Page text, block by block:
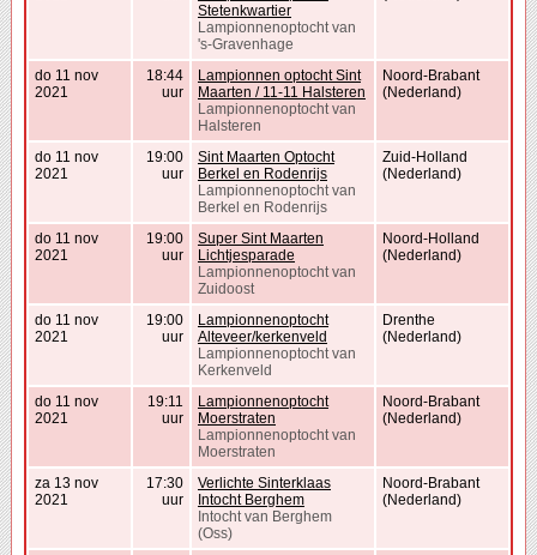
Stetenkwartier
Lampionnenoptocht van
's-Gravenhage
do 11 nov
2021
18:44
uur
Lampionnen optocht Sint
Maarten / 11-11 Halsteren
Lampionnenoptocht van
Halsteren
Noord-Brabant
(Nederland)
do 11 nov
2021
19:00
uur
Sint Maarten Optocht
Berkel en Rodenrijs
Lampionnenoptocht van
Berkel en Rodenrijs
Zuid-Holland
(Nederland)
do 11 nov
2021
19:00
uur
Super Sint Maarten
Lichtjesparade
Lampionnenoptocht van
Zuidoost
Noord-Holland
(Nederland)
do 11 nov
2021
19:00
uur
Lampionnenoptocht
Alteveer/kerkenveld
Lampionnenoptocht van
Kerkenveld
Drenthe
(Nederland)
do 11 nov
2021
19:11
uur
Lampionnenoptocht
Moerstraten
Lampionnenoptocht van
Moerstraten
Noord-Brabant
(Nederland)
za 13 nov
2021
17:30
uur
Verlichte Sinterklaas
Intocht Berghem
Intocht van Berghem
(Oss)
Noord-Brabant
(Nederland)